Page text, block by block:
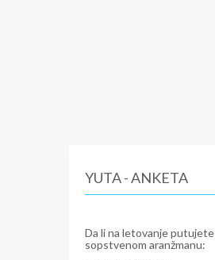
YUTA - ANKETA
Da li na letovanje putujete
sopstvenom aranžmanu: